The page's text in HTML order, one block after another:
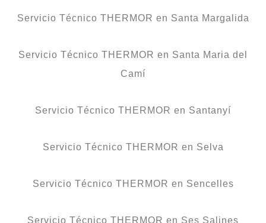
Servicio Técnico THERMOR en Santa Margalida
Servicio Técnico THERMOR en Santa Maria del
Camí
Servicio Técnico THERMOR en Santanyí
Servicio Técnico THERMOR en Selva
Servicio Técnico THERMOR en Sencelles
Servicio Técnico THERMOR en Ses Salines